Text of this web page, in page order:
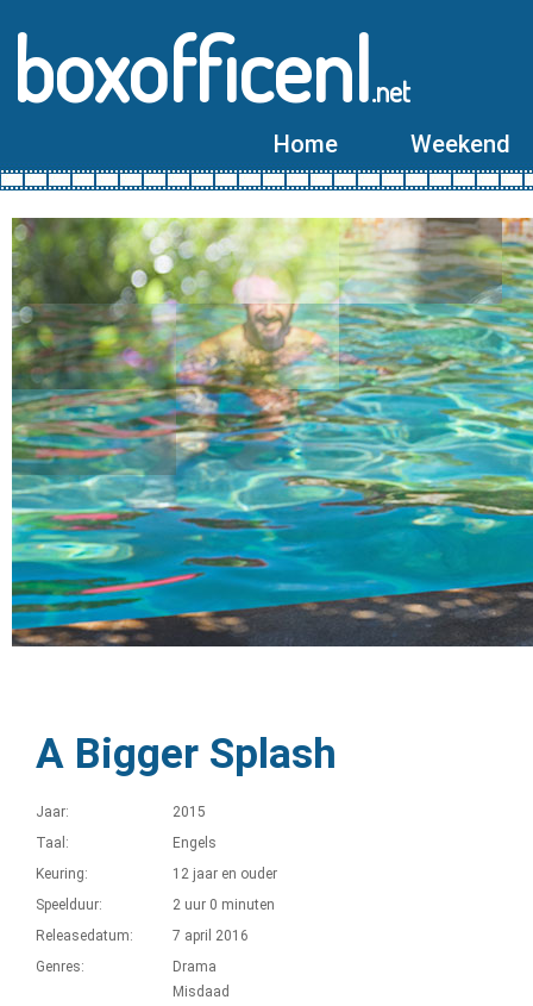
boxofficenl.net
Home Weekend
A Bigger Splash
Jaar:
2015
Taal:
Engels
Keuring:
12 jaar en ouder
Speelduur:
2 uur 0 minuten
Releasedatum:
7 april 2016
Genres:
Drama
Misdaad